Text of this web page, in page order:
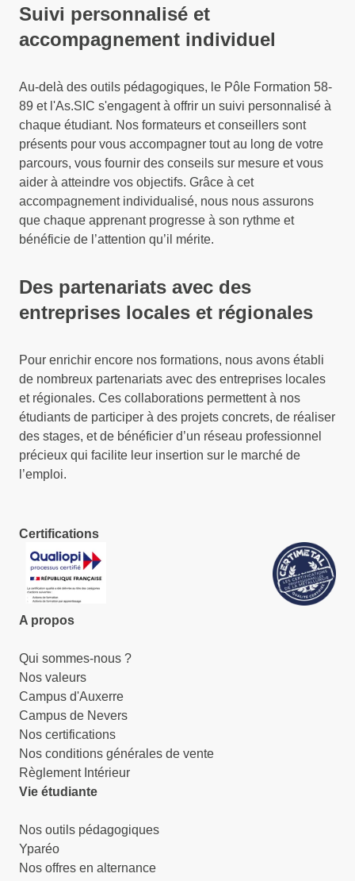
Suivi personnalisé et
accompagnement individuel
Au-delà des outils pédagogiques, le Pôle Formation 58-
89 et l'As.SIC s'engagent à offrir un suivi personnalisé à
chaque étudiant. Nos formateurs et conseillers sont
présents pour vous accompagner tout au long de votre
parcours, vous fournir des conseils sur mesure et vous
aider à atteindre vos objectifs. Grâce à cet
accompagnement individualisé, nous nous assurons
que chaque apprenant progresse à son rythme et
bénéficie de l’attention qu’il mérite.
Des partenariats avec des
entreprises locales et régionales
Pour enrichir encore nos formations, nous avons établi
de nombreux partenariats avec des entreprises locales
et régionales. Ces collaborations permettent à nos
étudiants de participer à des projets concrets, de réaliser
des stages, et de bénéficier d’un réseau professionnel
précieux qui facilite leur insertion sur le marché de
l’emploi.
A propos
Qui sommes-nous ?
Nos valeurs
Campus d'Auxerre
Campus de Nevers
Nos certifications
Nos conditions générales de vente
Règlement Intérieur
Vie étudiante
Nos outils pédagogiques
Yparéo
Nos offres en alternance
Certifications